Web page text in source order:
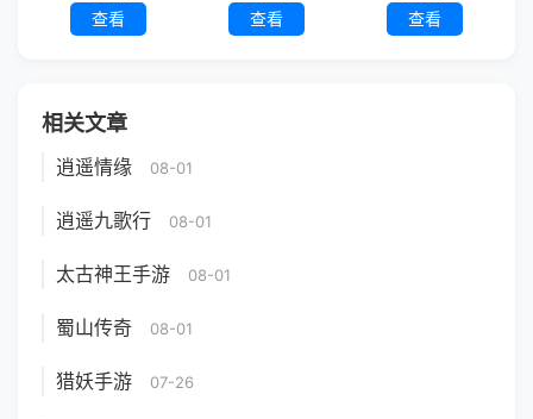
查看
查看
查看
相关文章
逍遥情缘 08-01
逍遥九歌行 08-01
太古神王手游 08-01
蜀山传奇 08-01
猎妖手游 07-26